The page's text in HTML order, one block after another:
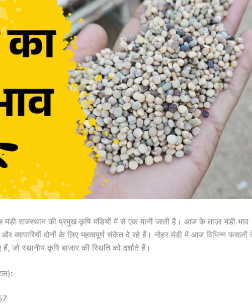
मंडी राजस्थान की प्रमुख कृषि मंडियों में से एक मानी जाती है। आज के ताज़ा मंडी भाव
दोनों के लिए महत्वपूर्ण संकेत दे रहे हैं। नोहर मंडी में आज विभिन्न फसलों
जो स्थानीय कृषि बाजार की स्थिति को दर्शाते हैं।